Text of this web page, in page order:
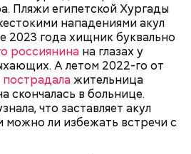
Пляжи египетской Хургады
нападениями акул
2023 года хищник буквально
россиянина на глазах у
А летом 2022-го от
пострадалажительница
скончалась в больнице.
что заставляет акул
можно ли избежать встречи с
РЫБА
Москвы» отметил, что еще
таких походах даже мечтать
это вполне